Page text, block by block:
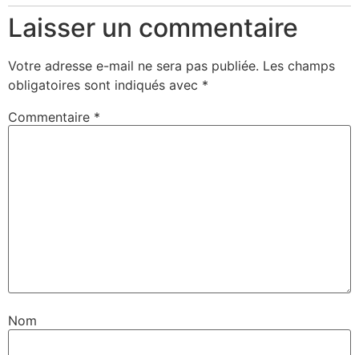
Laisser un commentaire
Votre adresse e-mail ne sera pas publiée. Les champs
obligatoires sont indiqués avec *
Commentaire *
Nom